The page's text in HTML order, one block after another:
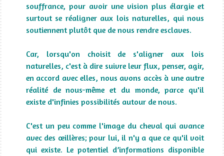
souffrance, pour avoir une vision plus élargie et
surtout se réaligner aux lois naturelles, qui nous
soutiennent plutôt que de nous rendre esclaves.
Car, lorsqu'on choisit de s'aligner aux lois
naturelles, c'est à dire suivre leur flux, penser, agir,
en accord avec elles, nous avons accès à une autre
réalité de nous-même et du monde, parce qu'il
existe d'infinies possibilités autour de nous.
C'est un peu comme l'image du cheval qui avance
avec des œillères; pour lui, il n'y a que ce qu'il voit
qui existe. Le potentiel d’informations disponible